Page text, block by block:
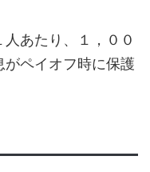
あたり、１，００
がペイオフ時に保護